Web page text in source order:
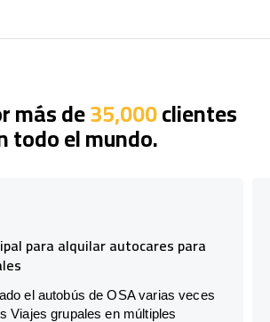
más de35,000clientes
todo el mundo.
para alquilar autocares para
el autobús de OSA varias veces
Viajes grupales en múltiples